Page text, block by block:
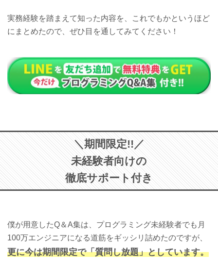
実務経験を踏まえて知った内容を、これでもかというほど
にまとめたので、ぜひ目を通してみてください！
＼期間限定!!／
未経験者向けの
徹底サポート付き
僕が用意したQ＆A集は、プログラミング未経験者でも月
100万エンジニアになる道筋をギッシリ詰めたのですが、
更に今は期間限定で「質問し放題」としています。